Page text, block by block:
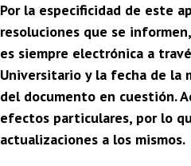
Por la especificidad de este
resoluciones que se
es siempre electrónica a
Universitario y la fecha de la
del documento en cuestión.
efectos particulares, por lo
actualizaciones a los mismos.